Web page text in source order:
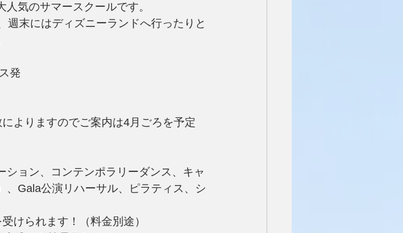
気のサマースクールです。
週末にはディズニーランドへ行ったりと
発
よりますのでご案内は4月ごろを予定
ョン、コンテンポラリーダンス、キャ
、Gala公演リハーサル、ピラティス、シ
けられます！（料金別途）